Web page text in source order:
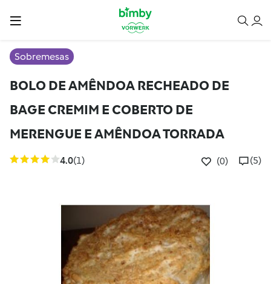
Sobremesas
BOLO DE AMÊNDOA RECHEADO DE
BAGE CREMIM E COBERTO DE
MERENGUE E AMÊNDOA TORRADA
4.0(1) (0) (5)